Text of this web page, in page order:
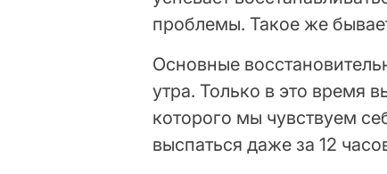
проблемы. Такое же
Основные
утра. Только в это время
которого мы чувствуем
выспаться даже за 12